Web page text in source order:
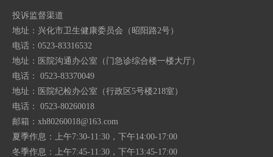
投诉监督渠道
地址：兴化市卫生健康委员会（昭阳路2号）
电话：0523-83316532
地址：医院沟通办公室（门急诊综合楼一楼大厅）
电话： 0523-83370049
地址：医院纪检办公室（行政区5号楼218室）
电话： 0523-80260018
邮箱： xh80260018@163.com
夏季作息：上午7:30-11:30，下午14:00-17:00
冬季作息：上午7:45-11:30，下午13:45-17:00